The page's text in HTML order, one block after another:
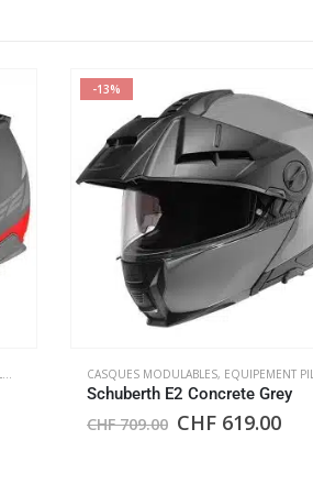
-13%
CASQUES MODULABLES, EQUIPEMENT PILOTE
Schuberth E2 Concrete Grey
CHF709.00 CHF 619.00